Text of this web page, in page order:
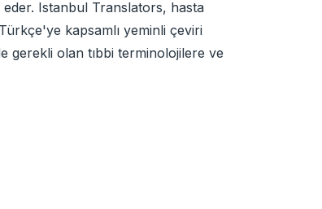
eder. Istanbul Translators, hasta
kapsamlı yeminli çeviri
gerekli olan tıbbi terminolojilere ve